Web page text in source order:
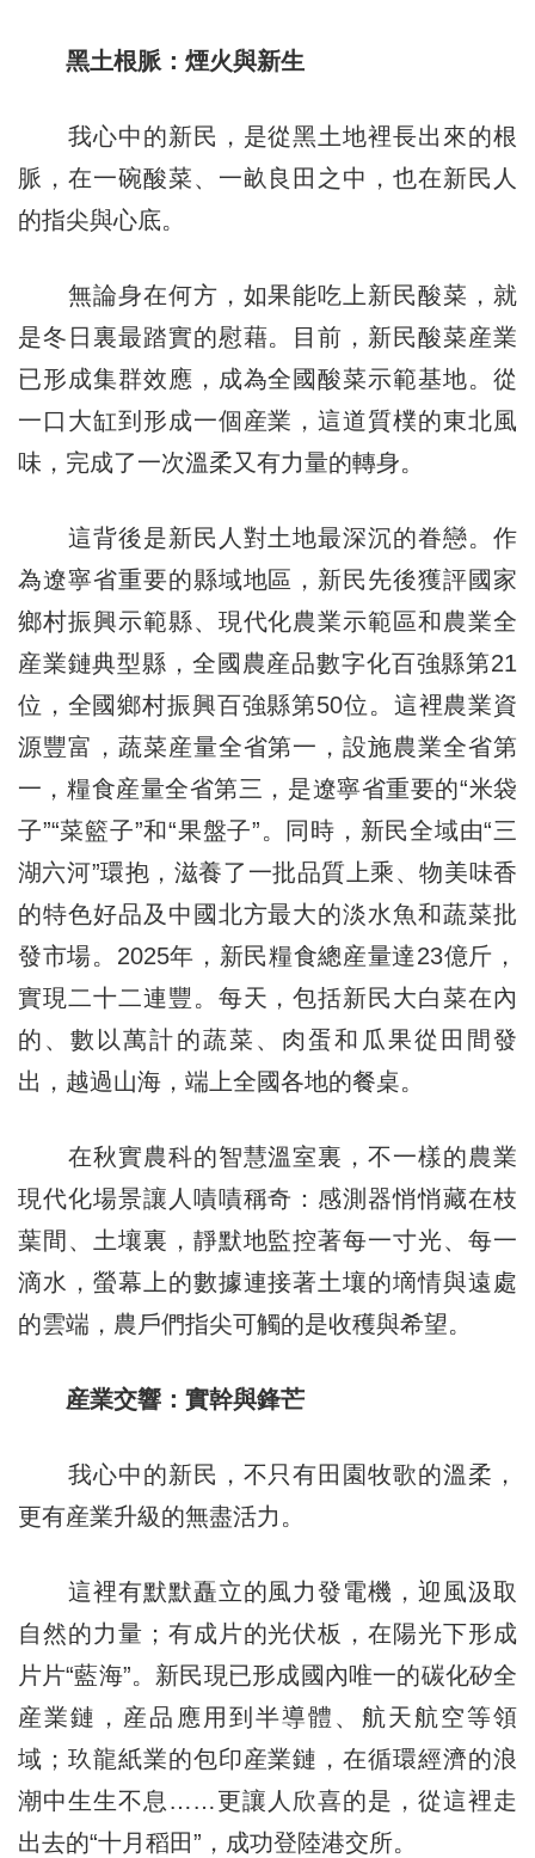
黑土根脈：煙火與新生
我心中的新民，是從黑土地裡長出來的根
脈，在一碗酸菜、一畝良田之中，也在新民人
的指尖與心底。
無論身在何方，如果能吃上新民酸菜，就
是冬日裏最踏實的慰藉。目前，新民酸菜産業
已形成集群效應，成為全國酸菜示範基地。從
一口大缸到形成一個産業，這道質樸的東北風
味，完成了一次溫柔又有力量的轉身。
這背後是新民人對土地最深沉的眷戀。作
為遼寧省重要的縣域地區，新民先後獲評國家
鄉村振興示範縣、現代化農業示範區和農業全
産業鏈典型縣，全國農産品數字化百強縣第21
位，全國鄉村振興百強縣第50位。這裡農業資
源豐富，蔬菜産量全省第一，設施農業全省第
一，糧食産量全省第三，是遼寧省重要的“米袋
子”“菜籃子”和“果盤子”。同時，新民全域由“三
湖六河”環抱，滋養了一批品質上乘、物美味香
的特色好品及中國北方最大的淡水魚和蔬菜批
發市場。2025年，新民糧食總産量達23億斤，
實現二十二連豐。每天，包括新民大白菜在內
的、數以萬計的蔬菜、肉蛋和瓜果從田間發
出，越過山海，端上全國各地的餐桌。
在秋實農科的智慧溫室裏，不一樣的農業
現代化場景讓人嘖嘖稱奇：感測器悄悄藏在枝
葉間、土壤裏，靜默地監控著每一寸光、每一
滴水，螢幕上的數據連接著土壤的墑情與遠處
的雲端，農戶們指尖可觸的是收穫與希望。
産業交響：實幹與鋒芒
我心中的新民，不只有田園牧歌的溫柔，
更有産業升級的無盡活力。
這裡有默默矗立的風力發電機，迎風汲取
自然的力量；有成片的光伏板，在陽光下形成
片片“藍海”。新民現已形成國內唯一的碳化矽全
産業鏈，産品應用到半導體、航天航空等領
域；玖龍紙業的包印産業鏈，在循環經濟的浪
潮中生生不息……更讓人欣喜的是，從這裡走
出去的“十月稻田”，成功登陸港交所。